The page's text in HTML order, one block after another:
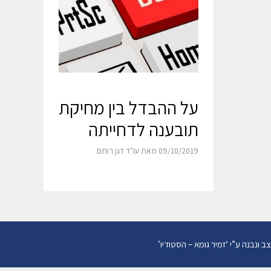
על ההבדל בין מחיקת
תובענה לדחייתה
09/10/2019 מאת עו"ד דגן רותם
ונבנה ע”י ‘זמיר גומא – הסטודיו’